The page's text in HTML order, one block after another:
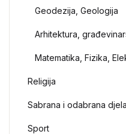
Geodezija, Geologija
Arhitektura,
Matematika, Fizika,
Religija
Sabrana i odabrana djela
Sport